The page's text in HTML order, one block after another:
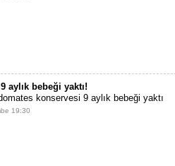
aylık bebeği yaktı!
konservesi 9 aylık bebeği yaktı
19:30